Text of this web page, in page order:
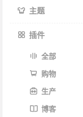
主题
插件
全部
购物
生产
博客